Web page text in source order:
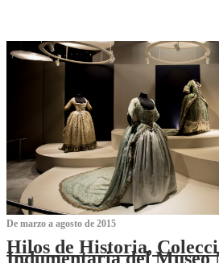
De marzo a agosto de 2015
Hilos de Historia,
Indumentaria del Museo